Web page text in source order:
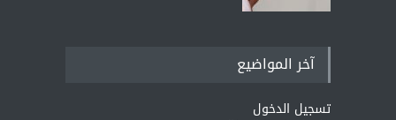
آخر المواضيع
تسجيل الدخول